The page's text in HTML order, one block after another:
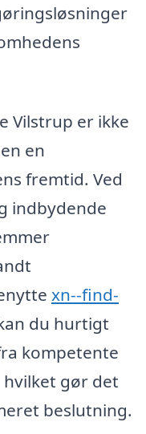
Vilstrup er ikke
en
fremtid. Ved
indbydende
xn--find-
du hurtigt
kompetente
gør det
beslutning.